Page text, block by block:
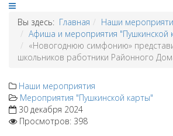
Вы здесь: Главная
Наши
Афиша и мероприятия "Пушкинской
«Новогоднюю симфонию»
школьников работники Районного
Наши мероприятия
Мероприятия "Пушкинской карты"
30 декабря 2024
Просмотров: 398